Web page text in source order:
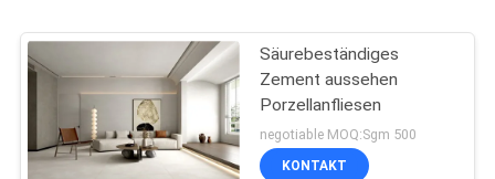
Säurebeständiges
Zement aussehen
Porzellanfliesen
negotiable MOQ:Sgm 500
KONTAKT